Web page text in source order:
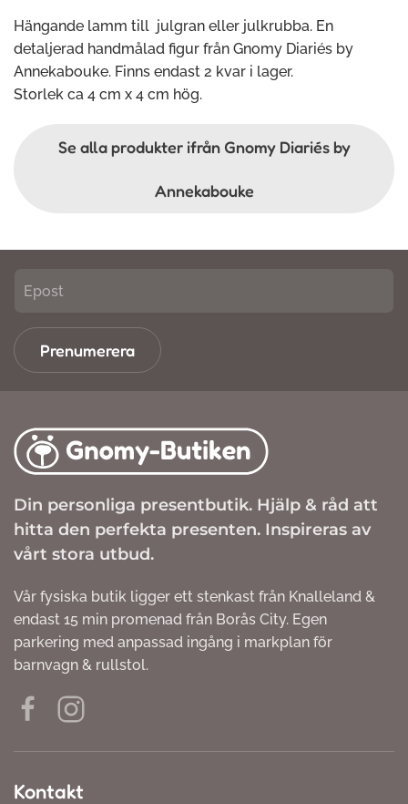
Hängande lamm till julgran eller julkrubba. En
detaljerad handmålad figur från Gnomy Diariés by
Annekabouke. Finns endast 2 kvar i lager.
Storlek ca 4 cm x 4 cm hög.
Se alla produkter ifrån Gnomy Diariés by
Annekabouke
Prenumerera
Din personliga presentbutik. Hjälp & råd att
hitta den perfekta presenten. Inspireras av
vårt stora utbud.
Vår fysiska butik ligger ett stenkast från Knalleland &
endast 15 min promenad från Borås City. Egen
parkering med anpassad ingång i markplan för
barnvagn & rullstol.
Kontakt